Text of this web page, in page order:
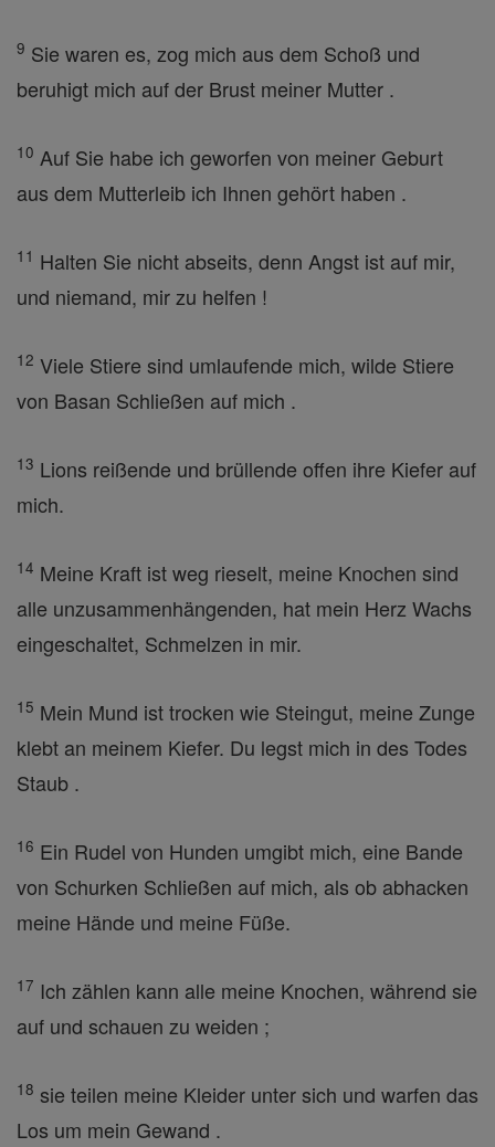
9 Sie waren es, zog mich aus dem Schoß und
beruhigt mich auf der Brust meiner Mutter .
10 Auf Sie habe ich geworfen von meiner Geburt
aus dem Mutterleib ich Ihnen gehört haben .
11 Halten Sie nicht abseits, denn Angst ist auf mir,
und niemand, mir zu helfen !
12 Viele Stiere sind umlaufende mich, wilde Stiere
von Basan Schließen auf mich .
13 Lions reißende und brüllende offen ihre Kiefer auf
mich.
14 Meine Kraft ist weg rieselt, meine Knochen sind
alle unzusammenhängenden, hat mein Herz Wachs
eingeschaltet, Schmelzen in mir.
15 Mein Mund ist trocken wie Steingut, meine Zunge
klebt an meinem Kiefer. Du legst mich in des Todes
Staub .
16 Ein Rudel von Hunden umgibt mich, eine Bande
von Schurken Schließen auf mich, als ob abhacken
meine Hände und meine Füße.
17 Ich zählen kann alle meine Knochen, während sie
auf und schauen zu weiden ;
18 sie teilen meine Kleider unter sich und warfen das
Los um mein Gewand .